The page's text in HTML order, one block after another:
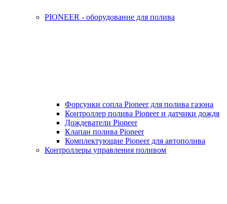
PIONEER - оборудование для полива
Форсунки сопла Pioneer для полива газона
Контроллер полива Pioneer и датчики дождя
Дождеватели Pioneer
Клапан полива Pioneer
Комплектующие Pioneer для автополива
Контроллеры управления поливом